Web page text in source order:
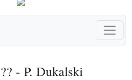
- P. Dukalski